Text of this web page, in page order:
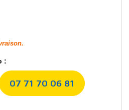
:
07 71 70 06 81